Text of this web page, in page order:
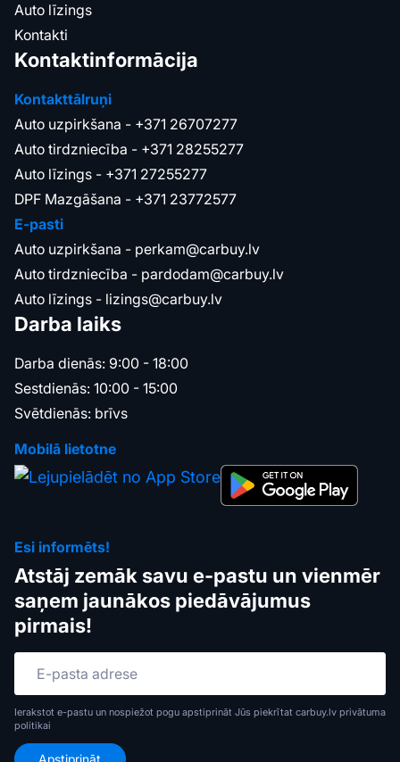
Auto līzings
Kontakti
Kontaktinformācija
Kontakttālruņi
Auto uzpirkšana - +371 26707277
Auto tirdzniecība - +371 28255277
Auto līzings - +371 27255277
DPF Mazgāšana - +371 23772577
E-pasti
Auto uzpirkšana - perkam@carbuy.lv
Auto tirdzniecība - pardodam@carbuy.lv
Auto līzings - lizings@carbuy.lv
Darba laiks
Darba dienās: 9:00 - 18:00
Sestdienās: 10:00 - 15:00
Svētdienās: brīvs
Mobilā lietotne
Esi informēts!
Atstāj zemāk savu e-pastu un vienmēr
saņem jaunākos piedāvājumus
pirmais!
Ierakstot e-pastu un nospiežot pogu apstiprināt Jūs piekrītat carbuy.lv privātuma
politikai